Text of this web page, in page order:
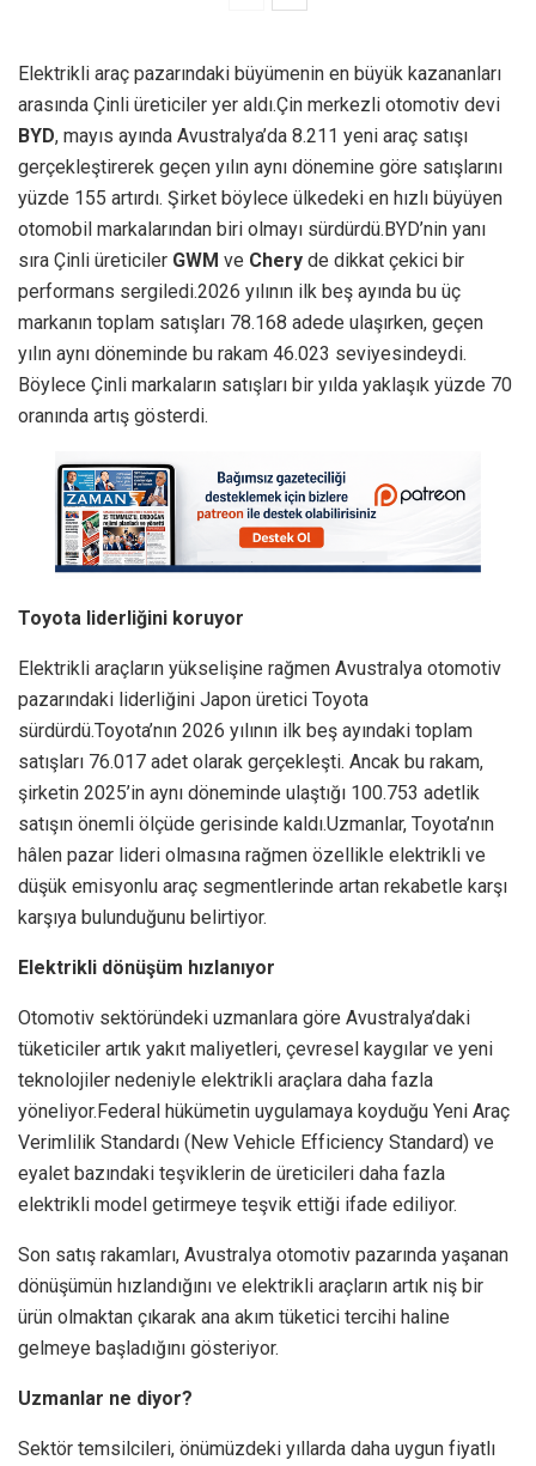
Elektrikli araç pazarındaki büyümenin en büyük kazananları
arasında Çinli üreticiler yer aldı.Çin merkezli otomotiv devi
BYD, mayıs ayında Avustralya’da 8.211 yeni araç satışı
gerçekleştirerek geçen yılın aynı dönemine göre satışlarını
yüzde 155 artırdı. Şirket böylece ülkedeki en hızlı büyüyen
otomobil markalarından biri olmayı sürdürdü.BYD’nin yanı
sıra Çinli üreticiler GWM ve Chery de dikkat çekici bir
performans sergiledi.2026 yılının ilk beş ayında bu üç
markanın toplam satışları 78.168 adede ulaşırken, geçen
yılın aynı döneminde bu rakam 46.023 seviyesindeydi.
Böylece Çinli markaların satışları bir yılda yaklaşık yüzde 70
oranında artış gösterdi.
Toyota liderliğini koruyor
Elektrikli araçların yükselişine rağmen Avustralya otomotiv
pazarındaki liderliğini Japon üretici Toyota
sürdürdü.Toyota’nın 2026 yılının ilk beş ayındaki toplam
satışları 76.017 adet olarak gerçekleşti. Ancak bu rakam,
şirketin 2025’in aynı döneminde ulaştığı 100.753 adetlik
satışın önemli ölçüde gerisinde kaldı.Uzmanlar, Toyota’nın
hâlen pazar lideri olmasına rağmen özellikle elektrikli ve
düşük emisyonlu araç segmentlerinde artan rekabetle karşı
karşıya bulunduğunu belirtiyor.
Elektrikli dönüşüm hızlanıyor
Otomotiv sektöründeki uzmanlara göre Avustralya’daki
tüketiciler artık yakıt maliyetleri, çevresel kaygılar ve yeni
teknolojiler nedeniyle elektrikli araçlara daha fazla
yöneliyor.Federal hükümetin uygulamaya koyduğu Yeni Araç
Verimlilik Standardı (New Vehicle Efficiency Standard) ve
eyalet bazındaki teşviklerin de üreticileri daha fazla
elektrikli model getirmeye teşvik ettiği ifade ediliyor.
Son satış rakamları, Avustralya otomotiv pazarında yaşanan
dönüşümün hızlandığını ve elektrikli araçların artık niş bir
ürün olmaktan çıkarak ana akım tüketici tercihi haline
gelmeye başladığını gösteriyor.
Uzmanlar ne diyor?
Sektör temsilcileri, önümüzdeki yıllarda daha uygun fiyatlı